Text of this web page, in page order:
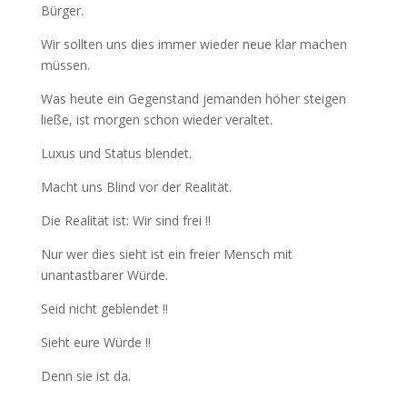
Bürger.
Wir sollten uns dies immer wieder neue klar machen
müssen.
Was heute ein Gegenstand jemanden höher steigen
ließe, ist morgen schon wieder veraltet.
Luxus und Status blendet.
Macht uns Blind vor der Realität.
Die Realität ist: Wir sind frei !!
Nur wer dies sieht ist ein freier Mensch mit
unantastbarer Würde.
Seid nicht geblendet !!
Sieht eure Würde !!
Denn sie ist da.